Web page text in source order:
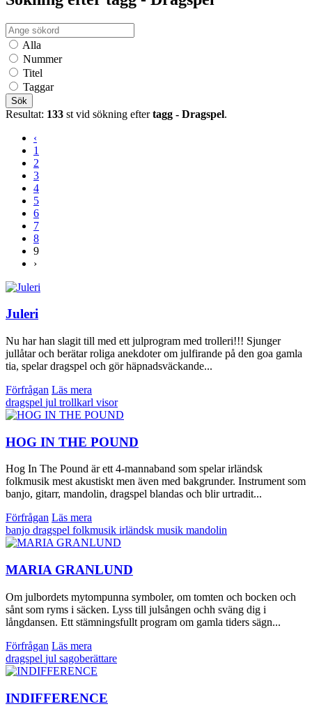
Alla
Nummer
Titel
Taggar
Sök
Resultat: 133 st vid sökning eftertagg - Dragspel.
‹
1
2
3
4
5
6
7
8
9
›
Juleri
Nu har han slagit till med ett julprogram med trolleri!!! Sjunger
jullåtar och berätar roliga anekdoter om julfirande på den goa gamla
tia, spelar dragspel och gör häpnadsväckande...
Förfrågan Läs mera
dragspel jul trollkarl visor
HOG IN THE POUND
Hog In The Pound är ett 4-mannaband som spelar irländsk
folkmusik mest akustiskt men även med bakgrunder. Instrument som
banjo, gitarr, mandolin, dragspel blandas och blir urtradit...
Förfrågan Läs mera
banjo dragspel folkmusik irländsk musik mandolin
MARIA GRANLUND
Om julbordets mytompunna symboler, om tomten och bocken och
sånt som ryms i säcken. Lyss till julsången ochh sväng dig i
långdansen. Ett stämningsfullt program om gamla tiders sägn...
Förfrågan Läs mera
dragspel jul sagoberättare
INDIFFERENCE